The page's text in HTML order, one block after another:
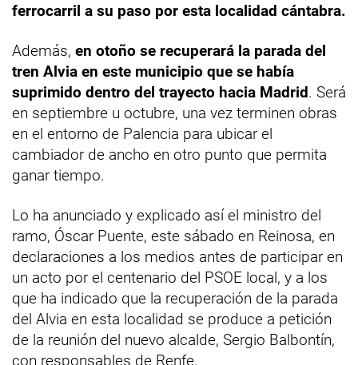
ferrocarril a su paso por esta localidad cántabra.
Además, en otoño se recuperará la parada del
tren Alvia en este municipio que se había
suprimido dentro del trayecto hacia Madrid. Será
en septiembre u octubre, una vez terminen obras
en el entorno de Palencia para ubicar el
cambiador de ancho en otro punto que permita
ganar tiempo.
Lo ha anunciado y explicado así el ministro del
ramo, Óscar Puente, este sábado en Reinosa, en
declaraciones a los medios antes de participar en
un acto por el centenario del PSOE local, y a los
que ha indicado que la recuperación de la parada
del Alvia en esta localidad se produce a petición
de la reunión del nuevo alcalde, Sergio Balbontín,
con responsables de Renfe.